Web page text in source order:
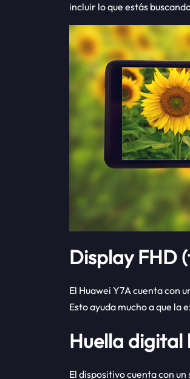
incluir lo que estás
Display FHD
El Huawei Y7A cuenta con
Esto ayuda mucho a que la
Huella digital
El dispositivo cuenta con